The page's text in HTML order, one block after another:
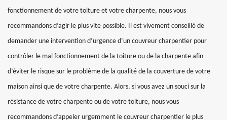
fonctionnement de votre toiture et votre charpente, nous vous
recommandons d’agir le plus vite possible. Il est vivement conseillé de
demander une intervention d’urgence d’un couvreur charpentier pour
contrôler le mal fonctionnement de la toiture ou de la charpente afin
d’éviter le risque sur le problème de la qualité de la couverture de votre
maison ainsi que de votre charpente. Alors, si vous avez un souci sur la
résistance de votre charpente ou de votre toiture, nous vous
recommandons d’appeler urgemment le couvreur charpentier le plus